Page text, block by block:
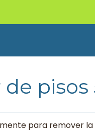
pisos
para remover la